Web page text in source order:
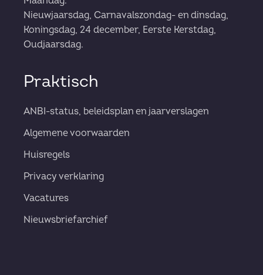
Nieuwjaarsdag, Carnavalszondag- en dinsdag,
Koningsdag, 24 december, Eerste Kerstdag,
Oudjaarsdag.
Praktisch
ANBI-status, beleidsplan en jaarverslagen
Algemene voorwaarden
Huisregels
Privacy verklaring
Vacatures
Nieuwsbriefarchief